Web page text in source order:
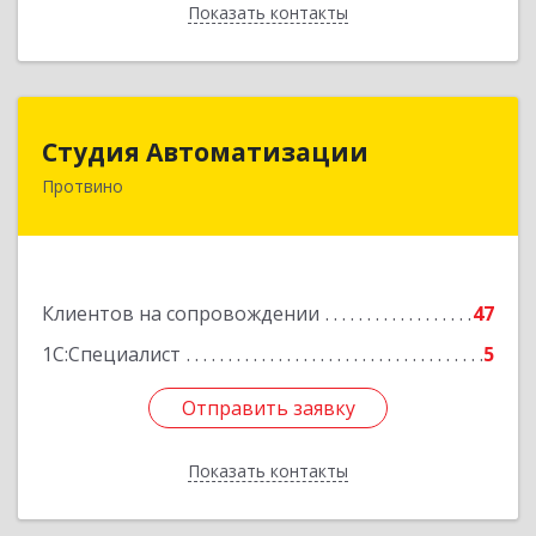
Показать контакты
Назад
Студия Автоматизации
Протвино
Клиентов на сопровождении
47
1С:Специалист
5
Отправить заявку
Показать контакты
142281, Московская обл, Протвино г, Ленина
Отправить заявку
Назад